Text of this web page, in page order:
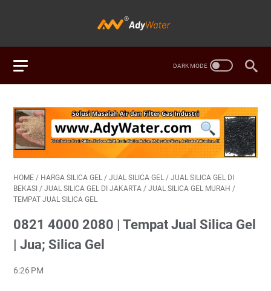
HOME / HARGA SILICA GEL / JUAL SILICA GEL / JUAL SILICA GEL DI
BEKASI / JUAL SILICA GEL DI JAKARTA / JUAL SILICA GEL MURAH /
TEMPAT JUAL SILICA GEL
0821 4000 2080 | Tempat Jual Silica Gel
| Jua; Silica Gel
6:26 PM